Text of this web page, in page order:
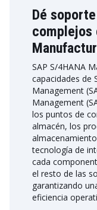
Dé
complejos
SAP S/4HANA
capacidades de
Management
Management
los puntos de
almacén, los
tecnología de
cada
el resto de las
garantizando
eficiencia